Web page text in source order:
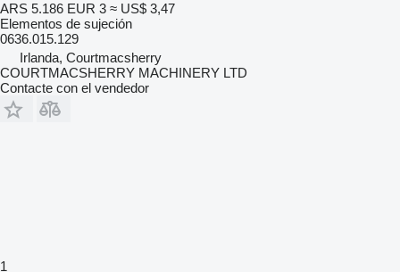
ARS 5.186 EUR 3 ≈ US$ 3,47
Elementos de sujeción
0636.015.129
Irlanda, Courtmacsherry
COURTMACSHERRY MACHINERY LTD
Contacte con el vendedor
1